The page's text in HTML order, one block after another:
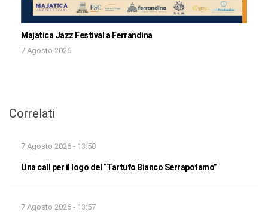
Majatica Jazz Festival a Ferrandina
7 Agosto 2026
Correlati
7 Agosto 2026 - 13:58
Una call per il logo del “Tartufo Bianco Serrapotamo”
7 Agosto 2026 - 13:57